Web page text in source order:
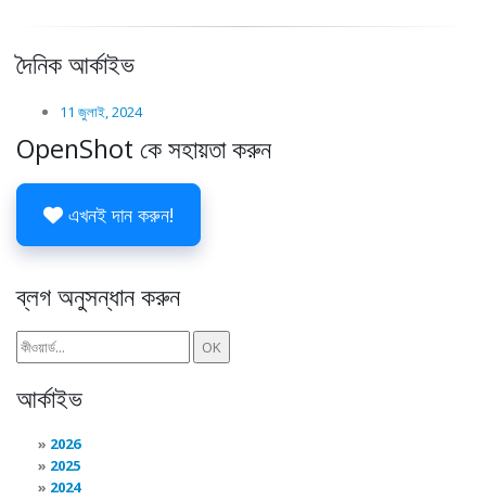
দৈনিক আর্কাইভ
11 জুলাই, 2024
OpenShot কে সহায়তা করুন
এখনই দান করুন!
ব্লগ অনুসন্ধান করুন
আর্কাইভ
2026
2025
2024